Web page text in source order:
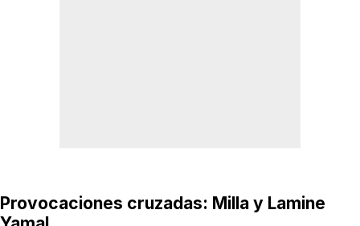
Provocaciones cruzadas: Milla y Lamine